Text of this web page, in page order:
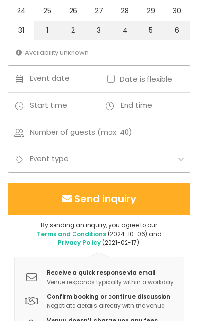
Multi-purpose event space
Restaurant
24
25 26 27 28 29
30
31
1 2 3 4 5 6
Availability unknown
Event date Date is flexible
Start time End time
Number of guests (max. 40)
Event type
Send inquiry
By sending an inquiry, you agree to our
Terms and Conditions(2024-10-06) and
Privacy Policy(2021-02-17).
Receive a quick response via email
Venue responds typically within a workday
Confirm booking or continue discussion
Negotiate details directly with the venue